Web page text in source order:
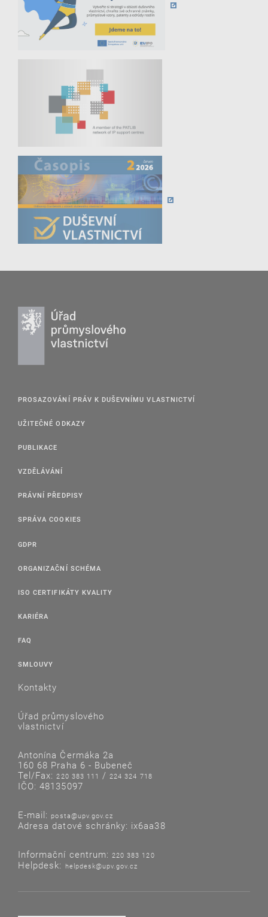
PROSAZOVÁNÍ PRÁV K DUŠEVNÍMU VLASTNICTVÍ
UŽITEČNÉ ODKAZY
PUBLIKACE
VZDĚLÁVÁNÍ
PRÁVNÍ PŘEDPISY
SPRÁVA COOKIES
GDPR
ORGANIZAČNÍ SCHÉMA
ISO CERTIFIKÁTY KVALITY
KARIÉRA
FAQ
SMLOUVY
Kontakty
Úřad průmyslového
vlastnictví
Antonína Čermáka 2a
160 68 Praha 6 - Bubeneč
Tel/Fax:220 383 111 /224 324 718
IČO: 48135097
E-mail: posta@upv.gov.cz
Adresa datové schránky: ix6aa38
Informační centrum: 220 383 120
Helpdesk: helpdesk@upv.gov.cz